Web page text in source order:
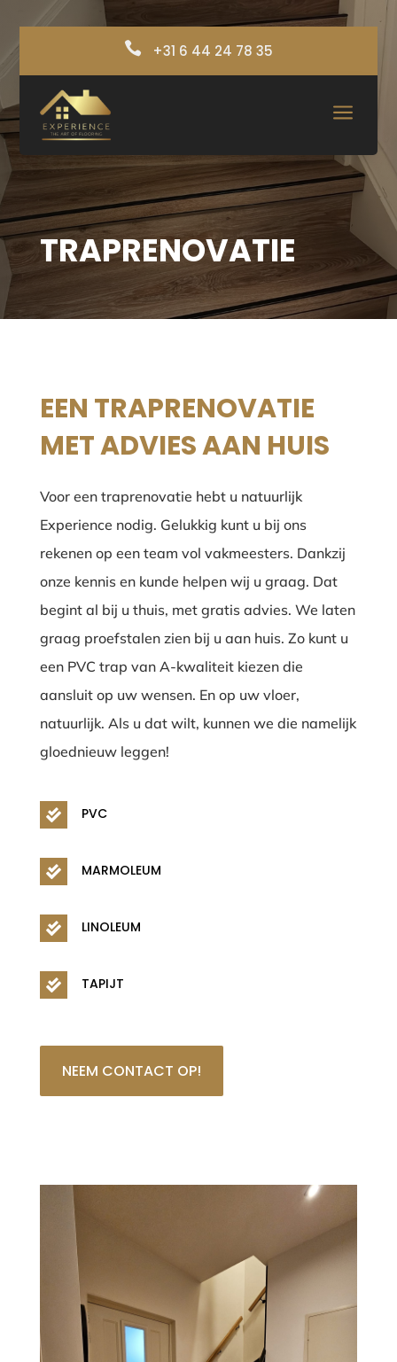
 +31 6 44 24 78 35
a
TRAPRENOVATIE
EEN TRAPRENOVATIE
MET ADVIES AAN HUIS
Voor een traprenovatie hebt u natuurlijk
Experience nodig. Gelukkig kunt u bij ons
rekenen op een team vol vakmeesters. Dankzij
onze kennis en kunde helpen wij u graag. Dat
begint al bij u thuis, met gratis advies. We laten
graag proefstalen zien bij u aan huis. Zo kunt u
een PVC trap van A-kwaliteit kiezen die
aansluit op uw wensen. En op uw vloer,
natuurlijk. Als u dat wilt, kunnen we die namelijk
gloednieuw leggen!
 PVC
 MARMOLEUM
 LINOLEUM
 TAPIJT
NEEM CONTACT OP!